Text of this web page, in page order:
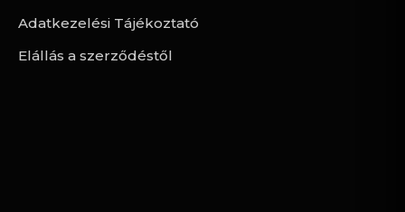
Adatkezelési Tájékoztató
Elállás a szerződéstől